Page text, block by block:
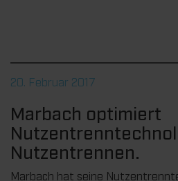
20. Februar 2017
Marbach optimiert
Nutzentrennen.
Marbach hat seine